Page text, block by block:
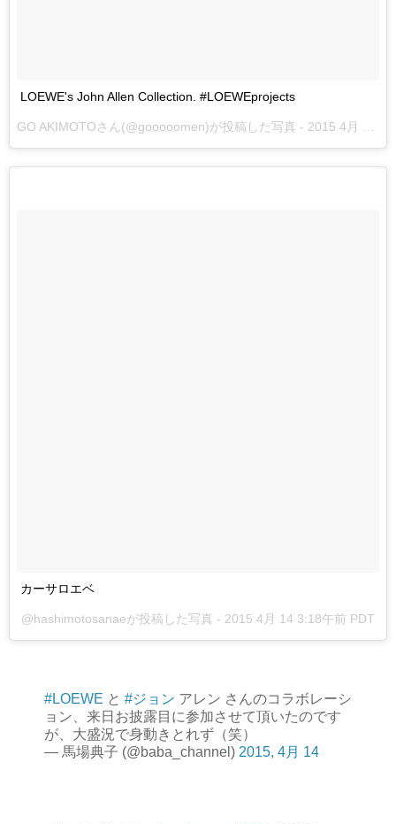
LOEWE's John Allen Collection. #LOEWEprojects
GO AKIMOTOさん(@gooooomen)が投稿した写真 - 2015 4月 14 5:25午前 PDT
カーサロエベ
@hashimotosanaeが投稿した写真 - 2015 4月 14 3:18午前 PDT
#LOEWE と #ジョン アレン さんのコラボレーシ
ョン、来日お披露目に参加させて頂いたのです
が、大盛況で身動きとれず（笑）
— 馬場典子 (@baba_channel) 2015, 4月 14